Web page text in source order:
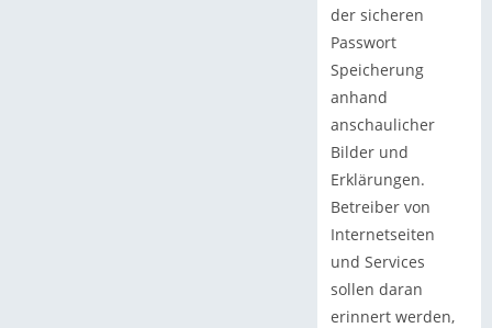
der sicheren
Passwort
Speicherung
anhand
anschaulicher
Bilder und
Erklärungen.
Betreiber von
Internetseiten
und Services
sollen daran
erinnert werden,